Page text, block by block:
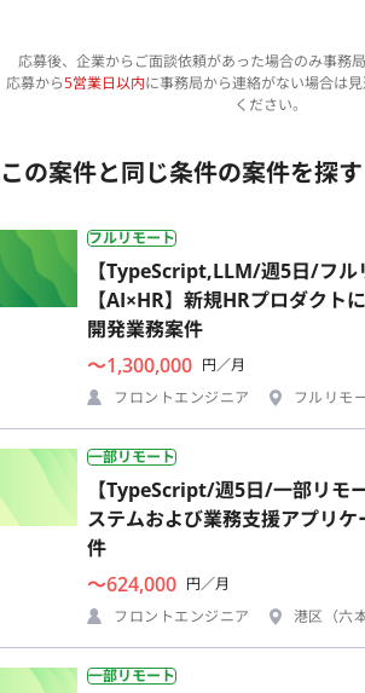
応募後、企業からご面談依頼があった場合のみ事務
応募から5営業日以内に事務局から連絡がない場合は
ください。
この案件と同じ条件の案件を探す
フルリモート
【TypeScript,LLM/週5日/フル
【AI×HR】新規HRプロダクト
開発業務案件
〜1,300,000 円／月
フロントエンジニア
フルリモ
一部リモート
【TypeScript/週5日/一部リモ
ステムおよび業務支援アプリ
件
〜624,000 円／月
フロントエンジニア
港区（六
一部リモート